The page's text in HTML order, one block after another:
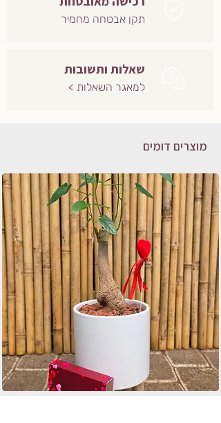
תקן אבטחה מחמיר
שאלות ותשובות
למאגר השאלות >
מוצרים דומים